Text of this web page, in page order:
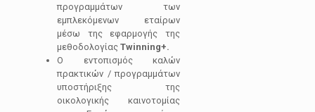
προγραμμάτων των
εμπλεκόμενων εταίρων
μέσω της εφαρμογής της
μεθοδολογίας Twinning+.
Ο εντοπισμός καλών
πρακτικών / προγραμμάτων
υποστήριξης της
οικολογικής καινοτομίας